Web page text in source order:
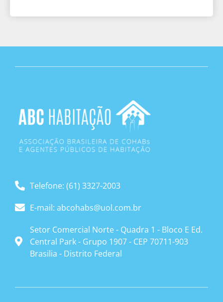
Telefone: (61) 3327-2003
E-mail: abcohabs@uol.com.br
Setor Comercial Norte - Quadra 1 - Bloco E Ed.
Central Park - Grupo 1907 - CEP 70711-903
Brasilia - Distrito Federal